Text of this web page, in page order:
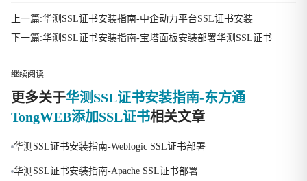
上一篇:华测SSL证书安装指南-中企动力平台SSL证书安装
下一篇:华测SSL证书安装指南-宝塔面板安装部署华测SSL证书
继续阅读
更多关于华测SSL证书安装指南-东方通
TongWEB添加SSL证书相关文章
华测SSL证书安装指南-Weblogic SSL证书部署
华测SSL证书安装指南-Apache SSL证书部署